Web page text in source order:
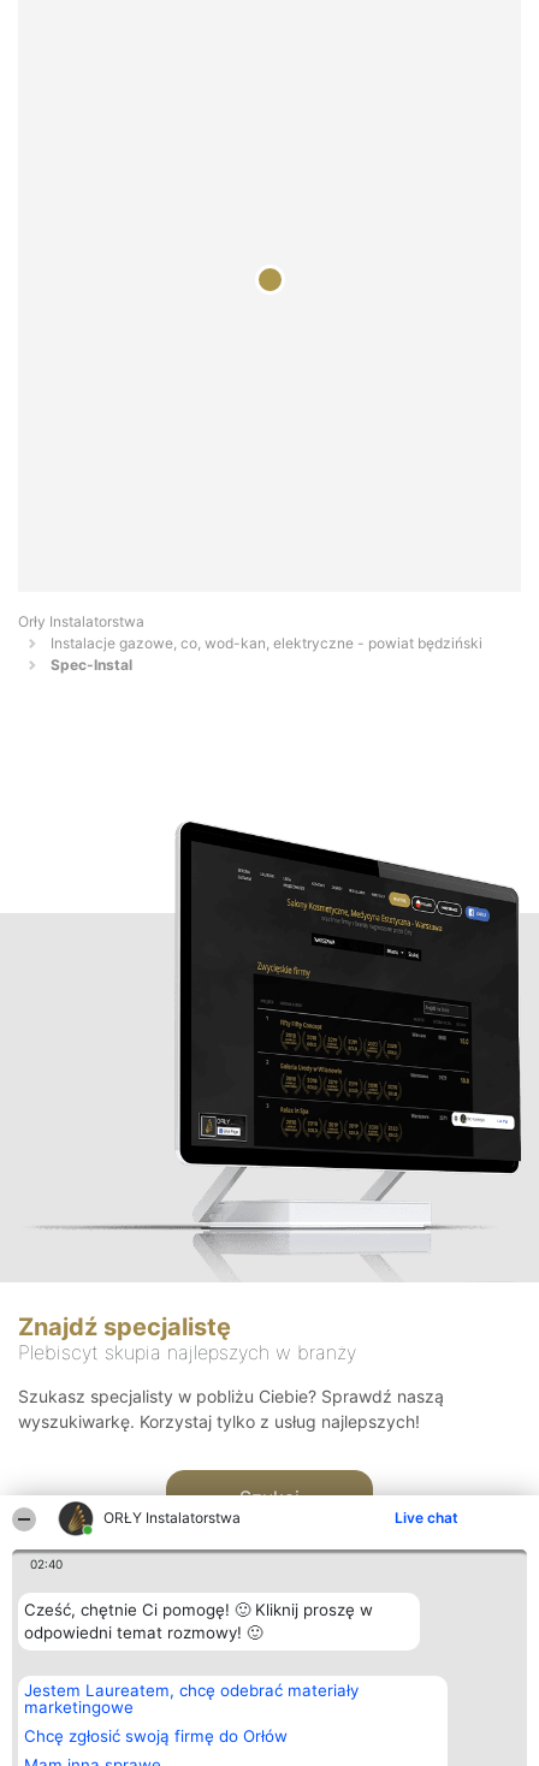
ORŁY Instalatorstwa Live chat
02:40
Cześć, chętnie Ci pomogę! 🙂 Kliknij proszę w
odpowiedni temat rozmowy! 🙂
Jestem Laureatem, chcę odebrać materiały
marketingowe
Chcę zgłosić swoją firmę do Orłów
Orły Instalatorstwa
Instalacje gazowe, co, wod-kan, elektryczne - powiat będziński
Spec-Instal
Znajdź specjalistę
Plebiscyt skupia najlepszych w branży
Szukasz specjalisty w pobliżu Ciebie? Sprawdź naszą
wyszukiwarkę. Korzystaj tylko z usług najlepszych!
Szukaj
Organizator plebiscytu
Bright Side Solutions sp. z o.
o. sp. k.
ul. Ruska 22
Wrocław 50-079
Plebiscyt
Laureaci
wszystkich
Laureatów
Kontakt
Kontakt